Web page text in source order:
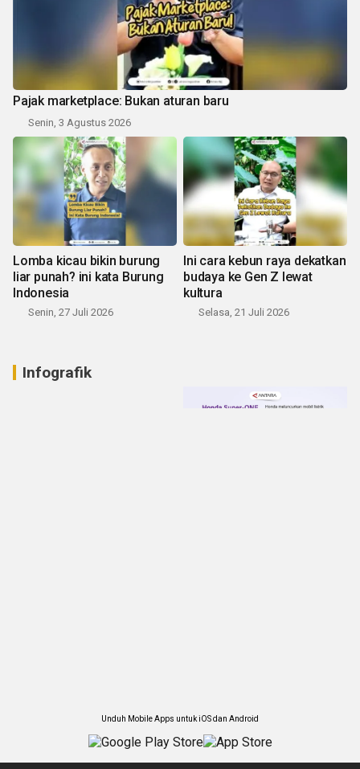
Pajak marketplace: Bukan aturan baru
Senin, 3 Agustus 2026
Lomba kicau bikin burung
liar punah? ini kata Burung
Indonesia
Senin, 27 Juli 2026
Ini cara kebun raya dekatkan
budaya ke Gen Z lewat
kultura
Selasa, 21 Juli 2026
Infografik
Unduh Mobile Apps untuk iOS dan Android